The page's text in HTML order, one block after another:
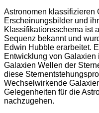
Astronomen klassifizieren
Erscheinungsbilder und
Klassifikationsschema ist
Sequenz bekannt und
Edwin Hubble erarbeitet.
Entwicklung von
Galaxien Wellen der
diese
Wechselwirkende
Gelegenheiten für die
nachzugehen.